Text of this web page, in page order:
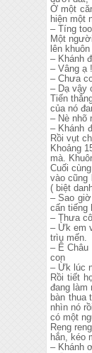
Ở một
hiện một
– Tíng
Một
lên
– Khánh
– Vâng ạ
– Chưa
– Dạ vậy
Tiến
của nó
– Nè nhõ
– Khánh
Rồi vụt
Khoảng
mà.
Cuối
vào cũng
( biệt
– Sao
cấn tiếng
– Thưa
– Ừk em
trìu mến.
– Ê
con
– Ừk lúc
Rồi tiết
đang làm
bàn thua
nhìn nó
có một
Reng
hắn, kéo
– Khánh